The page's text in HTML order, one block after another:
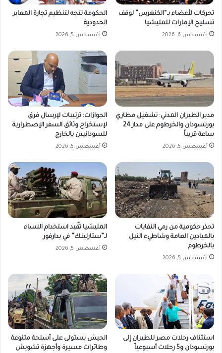
تحركات لأعضاء بـ“الكنغرس” لوقف
تسليح الإمارات للمليشيا
أغسطس 6, 2026
الحكومة تتجه لتنظيم تجارة المعابر
الحدودية
أغسطس 5, 2026
مدير الطيران المدني: تشغيل مطاري
بورتسودان والخرطوم على مدار 24
ساعة قريباً
أغسطس 5, 2026
الجوازات: ترتيبات لإرسال فرق
لإستخراج وثائق السفر الإضطرارية
للسودانيين بالخارج
أغسطس 5, 2026
تحذر حكومية من رمي النفايات
بالميادين العامة وشاطيء النيل
بالخرطوم
أغسطس 5, 2026
المليشيا تقّيد استخدام النساء
لـ”ستارلينك” في بدارفور
أغسطس 5, 2026
استئناف رحلات مصر للطيران إلى
بورتسودان و5 رحلات أسبوعياً
الجيش يستولى على أسلحة متنوعة
وطائرات مسيرة وأجهزة تشويش